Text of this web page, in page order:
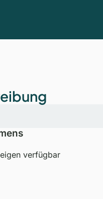
verfügbar